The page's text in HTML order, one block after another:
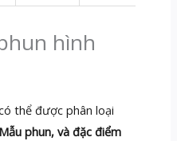
hình
thể được phân loại
phun, và đặc điểm